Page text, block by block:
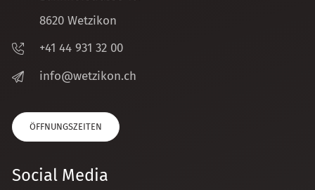
8620 Wetzikon
+41 44 931 32 00
nf
w tz k n ch
ÖFFNUNGSZEITEN
Social Media